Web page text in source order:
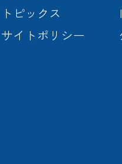
トピックス
サイトポリシー